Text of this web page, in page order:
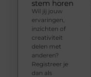
stem horen
Wil jij jouw
ervaringen,
inzichten of
creativiteit
delen met
anderen?
Registreer je
dan als